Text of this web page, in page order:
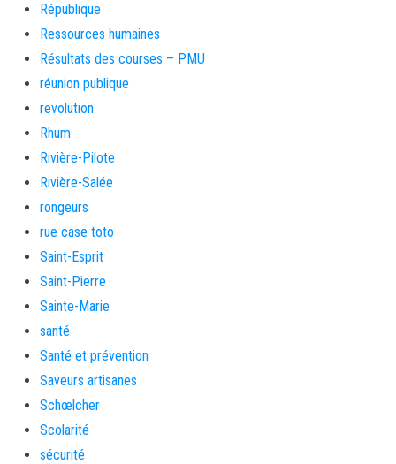
République
Ressources humaines
Résultats des courses – PMU
réunion publique
revolution
Rhum
Rivière-Pilote
Rivière-Salée
rongeurs
rue case toto
Saint-Esprit
Saint-Pierre
Sainte-Marie
santé
Santé et prévention
Saveurs artisanes
Schœlcher
Scolarité
sécurité